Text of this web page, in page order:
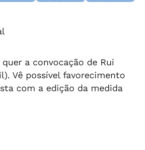
a convocação de Rui
Vê possível favorecimento
com a edição da medida